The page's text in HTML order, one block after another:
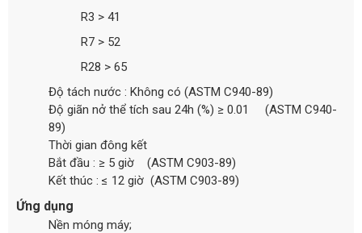
R3 > 41
R7 > 52
R28 > 65
Độ tách nước : Không có (ASTM C940-89)
Độ giãn nở thể tích sau 24h (%) ≥ 0.01 (ASTM C940-
89)
Thời gian đông kết
Bắt đầu : ≥ 5 giờ (ASTM C903-89)
Kết thúc : ≤ 12 giờ (ASTM C903-89)
Ứng dụng
Nền móng máy;